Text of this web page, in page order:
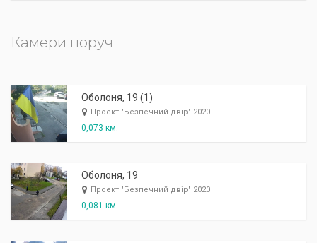
Камери поруч
Оболоня, 19 (1)
Проект "Безпечний двір" 2020
0,073 км.
Оболоня, 19
Проект "Безпечний двір" 2020
0,081 км.